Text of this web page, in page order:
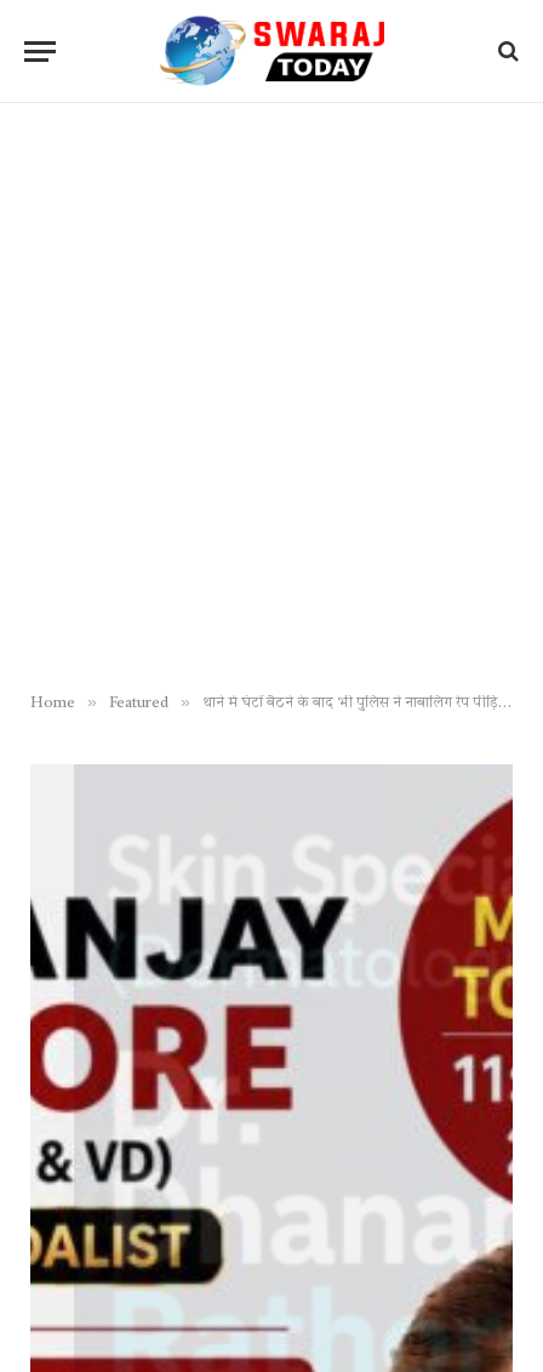
Home » Featured » थाने में घंटों बैठने के बाद भी पुलिस ने नाबालिग रेप पीड़िता की दर्ज नहीं की F.I.R. ; मायूस होकर घर लौटी और फिर लगा ली फाँसी